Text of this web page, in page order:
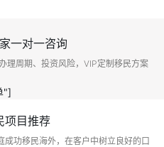
一对一咨询
理周期、投资风险，VIP定制移民方案
"]
项目推荐
功移民海外，在客户中树立良好的口